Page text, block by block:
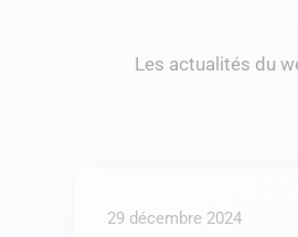
Les actualités du
29 décembre 2024